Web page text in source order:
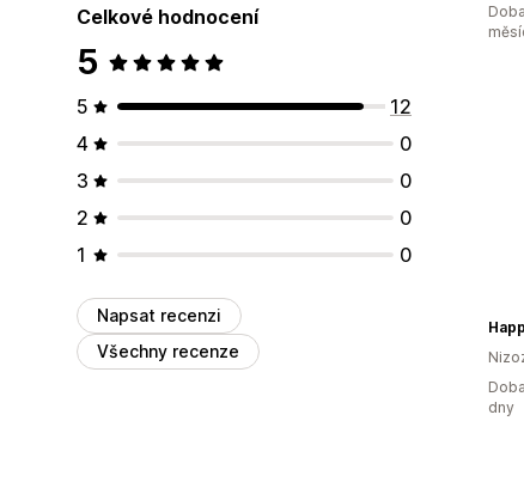
Celkové hodnocení
5
5
12
4
0
3
0
2
0
1
0
Napsat recenzi
Všechny recenze
dny